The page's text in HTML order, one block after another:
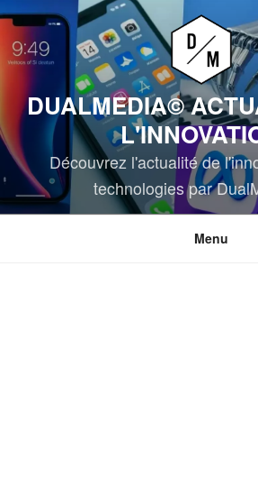
Aller
au
contenu
DUALMEDIA©
Découvrez l'actualité de
technologies par
Menu